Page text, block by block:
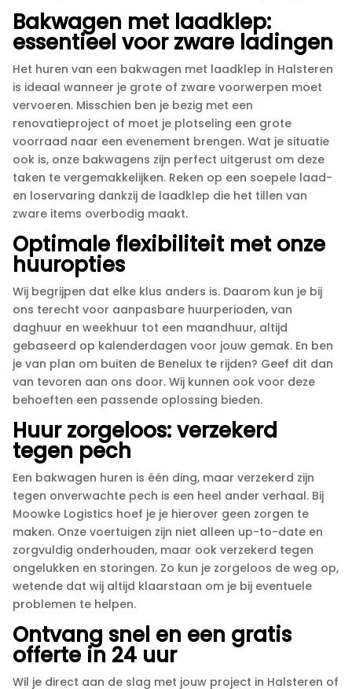
Bakwagen met laadklep:
essentieel voor zware ladingen
Het huren van een bakwagen met laadklep in Halsteren
is ideaal wanneer je grote of zware voorwerpen moet
vervoeren.​ Misschien ben je bezig met een
renovatieproject of moet je plotseling een grote
voorraad naar een evenement brengen.​ Wat je situatie
ook is, onze bakwagens zijn perfect uitgerust om deze
taken te vergemakkelijken.​ Reken op een soepele laad-
en loservaring dankzij de laadklep die het tillen van
zware items overbodig maakt.​
Optimale flexibiliteit met onze
huuropties
Wij begrijpen dat elke klus anders is.​ Daarom kun je bij
ons terecht voor aanpasbare huurperioden, van
daghuur en weekhuur tot een maandhuur, altijd
gebaseerd op kalenderdagen voor jouw gemak.​ En ben
je van plan om buiten de Benelux te rijden? Geef dit dan
van tevoren aan ons door.​ Wij kunnen ook voor deze
behoeften een passende oplossing bieden.​
Huur zorgeloos: verzekerd
tegen pech
Een bakwagen huren is één ding, maar verzekerd zijn
tegen onverwachte pech is een heel ander verhaal.​ Bij
Moowke Logistics hoef je je hierover geen zorgen te
maken.​ Onze voertuigen zijn niet alleen up-to-date en
zorgvuldig onderhouden, maar ook verzekerd tegen
ongelukken en storingen.​ Zo kun je zorgeloos de weg op,
wetende dat wij altijd klaarstaan om je bij eventuele
problemen te helpen.​
Ontvang snel en een gratis
offerte in 24 uur
Wil je direct aan de slag met jouw project in Halsteren of